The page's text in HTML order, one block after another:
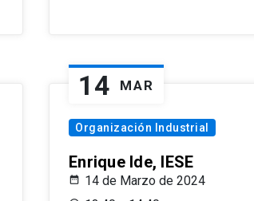
14 MAR
Organización Industrial
Enrique Ide, IESE
14 de Marzo de 2024